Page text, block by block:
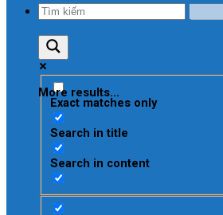
More results...
Exact matches only
Search in title
Search in content